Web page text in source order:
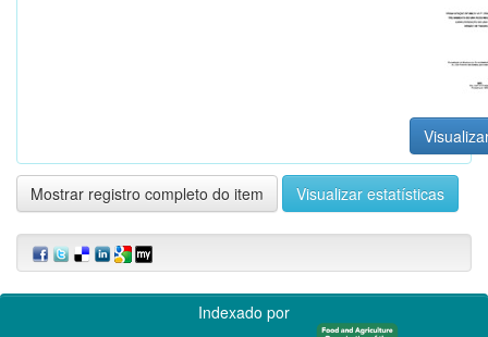
Mostrar registro completo do item Visualizar estatísticas
Indexado por